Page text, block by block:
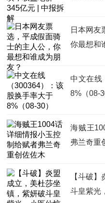
日本网友
你最想和
中文在线
8%（08-
海贼王
弗兰奇重
【斗破
斗皇紫光